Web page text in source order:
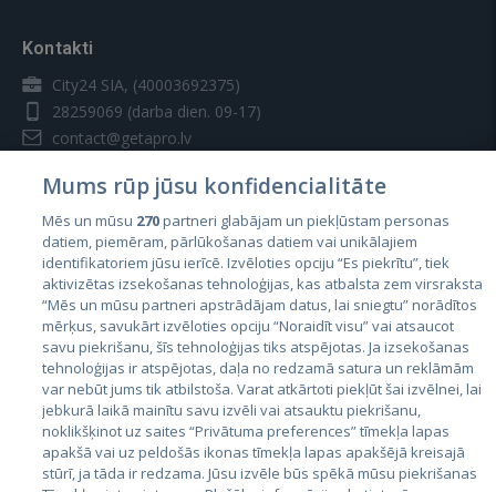
Kontakti
City24 SIA, (40003692375)
28259069 (darba dien. 09-17)
contact@getapro.lv
Valstis
Igaunija
Latvija
Lietuva
Mums rūp jūsu konfidencialitāte
Mēs un mūsu 270partneri glabājam un piekļūstam personas
datiem, piemēram, pārlūkošanas datiem vai unikālajiem
identifikatoriem jūsu ierīcē. Izvēloties opciju “Es piekrītu”, tiek
aktivizētas izsekošanas tehnoloģijas, kas atbalsta zem virsraksta
“Mēs un mūsu partneri apstrādājam datus, lai sniegtu” norādītos
mērķus, savukārt izvēloties opciju “Noraidīt visu” vai atsaucot
savu piekrišanu, šīs tehnoloģijas tiks atspējotas. Ja izsekošanas
tehnoloģijas ir atspējotas, daļa no redzamā satura un reklāmām
var nebūt jums tik atbilstoša. Varat atkārtoti piekļūt šai izvēlnei, lai
jebkurā laikā mainītu savu izvēli vai atsauktu piekrišanu,
noklikšķinot uz saites “Privātuma preferences” tīmekļa lapas
apakšā vai uz peldošās ikonas tīmekļa lapas apakšējā kreisajā
stūrī, ja tāda ir redzama. Jūsu izvēle būs spēkā mūsu piekrišanas